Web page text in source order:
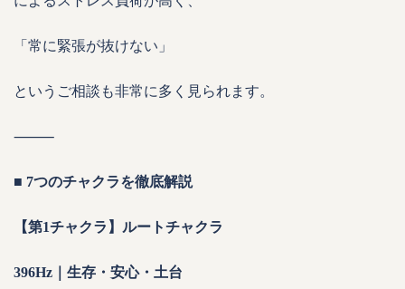
「常に緊張が抜けない」
というご相談も非常に多く見られます。
⸻
■ 7つのチャクラを徹底解説
【第1チャクラ】ルートチャクラ
396Hz｜生存・安心・土台